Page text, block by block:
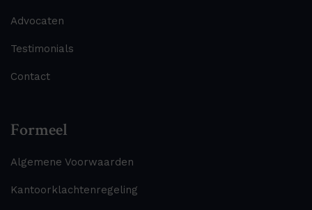
Advocaten
Testimonials
Contact
Formeel
Algemene Voorwaarden
Kantoorklachtenregeling